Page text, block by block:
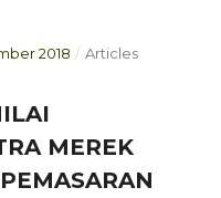
2018 / Articles
MEREK